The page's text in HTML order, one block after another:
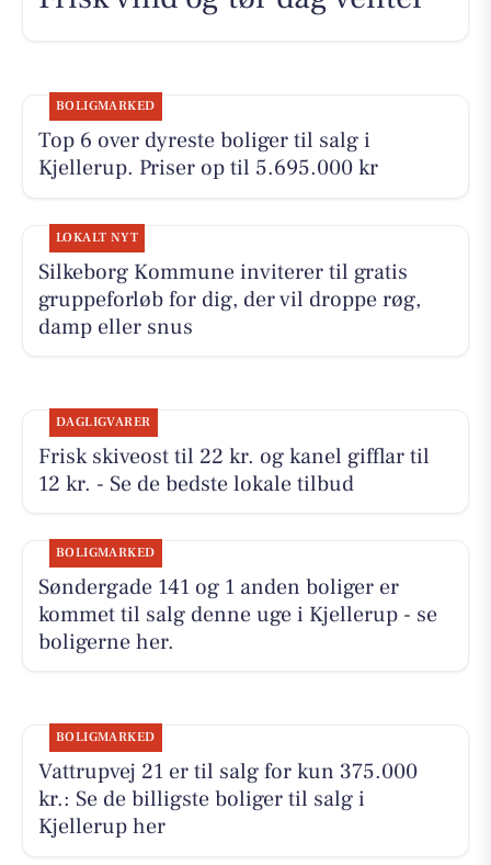
BOLIGMARKED
Top 6 over dyreste boliger til salg i
Kjellerup. Priser op til 5.695.000 kr
LOKALT NYT
Silkeborg Kommune inviterer til gratis
gruppeforløb for dig, der vil droppe røg,
damp eller snus
DAGLIGVARER
Frisk skiveost til 22 kr. og kanel gifflar til
12 kr. - Se de bedste lokale tilbud
BOLIGMARKED
Søndergade 141 og 1 anden boliger er
kommet til salg denne uge i Kjellerup - se
boligerne her.
BOLIGMARKED
Vattrupvej 21 er til salg for kun 375.000
kr.: Se de billigste boliger til salg i
Kjellerup her